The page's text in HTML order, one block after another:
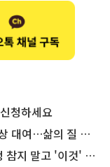
청하세요
…삶의 질 높인다
고 '이것' 해보세요!